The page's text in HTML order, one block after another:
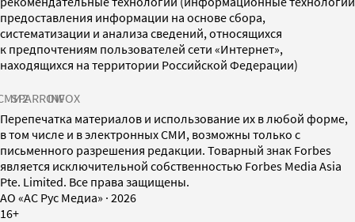
предоставления информации на основе сбора,
систематизации и анализа сведений, относящихся
к предпочтениям пользователей сети «Интернет»,
находящихся на территории Российской Федерации)
SPARROWINFOX
Перепечатка материалов и использование их в любой форме,
в том числе и в электронных СМИ, возможны только с
письменного разрешения редакции. Товарный знак Forbes
является исключительной собственностью Forbes Media Asia
Pte. Limited. Все права защищены.
AO «АС Рус Медиа» · 2026
16+